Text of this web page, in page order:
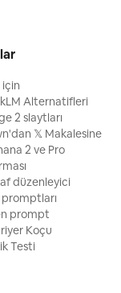
Alternatifleri
2 slaytları
𝕏 Makalesine
2 ve Pro
düzenleyici
prompt
Koçu
Testi